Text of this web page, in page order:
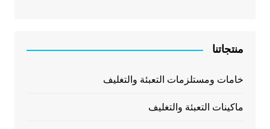
منتجاتنا
خامات ومستلزمات التعبئة والتغليف
ماكينات التعبئة والتغليف